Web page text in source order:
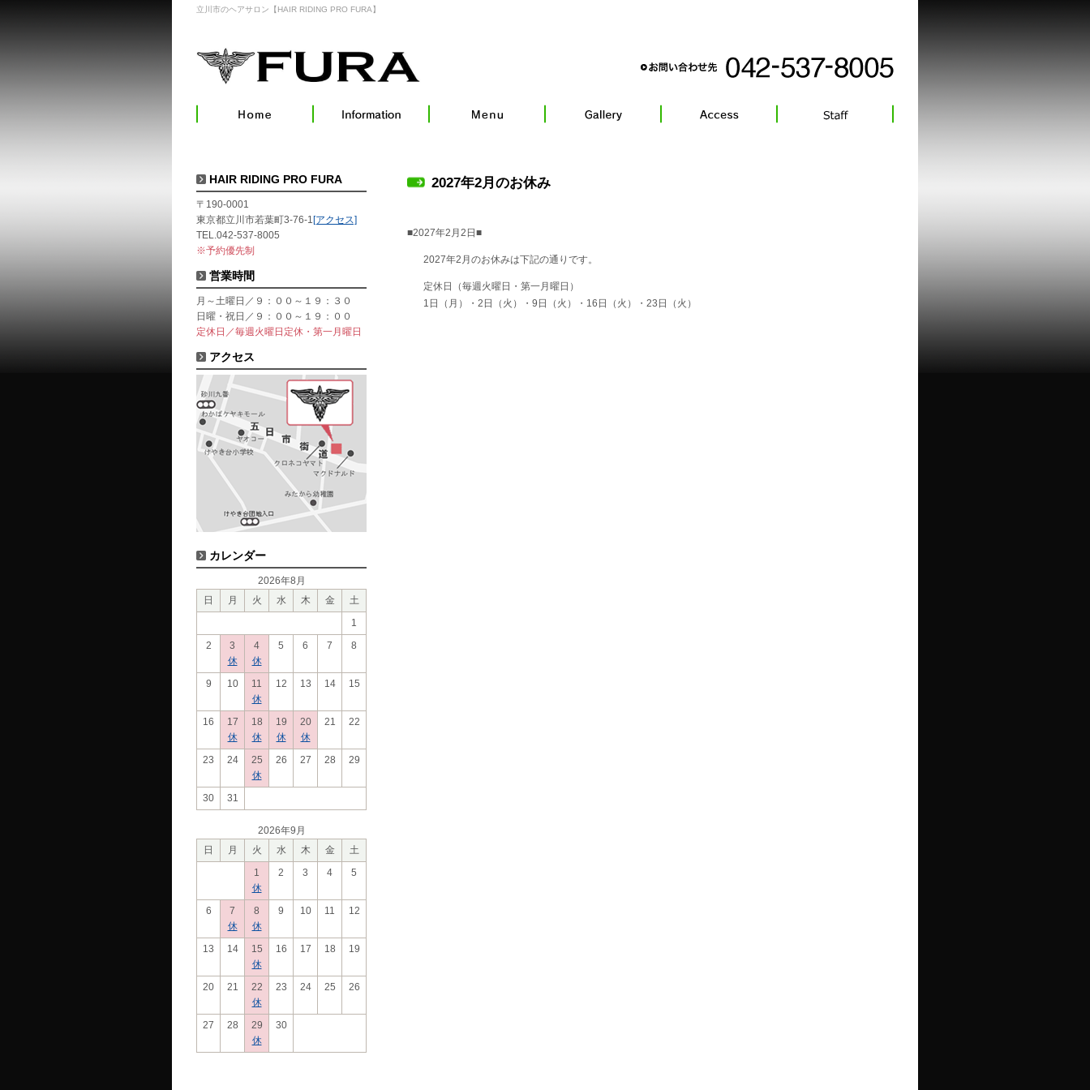
立川市のヘアサロン【HAIR RIDING PRO FURA】
2027年2月のお休み
■2027年2月2日■
2027年2月のお休みは下記の通りです。
定休日（毎週火曜日・第一月曜日）
1日（月）・2日（火）・9日（火）・16日（火）・23日（火）
HAIR RIDING PRO FURA
〒190-0001
東京都立川市若葉町3-76-1 [アクセス]
TEL.042-537-8005
※予約優先制
営業時間
月～土曜日／９：００～１９：３０
日曜・祝日／９：００～１９：００
定休日／毎週火曜日定休・第一月曜日
アクセス
カレンダー
2026年8月
日
月 火 水 木 金
土
1
2
3
休
4
休
5 6 7 8
9 10
11
休
12 13 14 15
16
17
休
18
休
19
休
20
休
21 22
23 24
25
休
26 27 28 29
30 31
2026年9月
日
月 火 水 木 金
土
1
休
2 3 4 5
6
7
休
8
休
9 10 11 12
13 14
15
休
16 17 18 19
20 21
22
休
23 24 25 26
27 28
29
休
30